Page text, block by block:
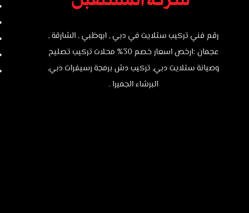
رقم فني تركيب ستلايت في دبي , ابوظبي , الشارقة ,
عجمان :ارخص اسعار خصم 30% محلات تركيب تصليح
وصيانة ستلايت دبي, تركيب دش برمجة رسيفرات دبي,
البرشاء الجميرا .